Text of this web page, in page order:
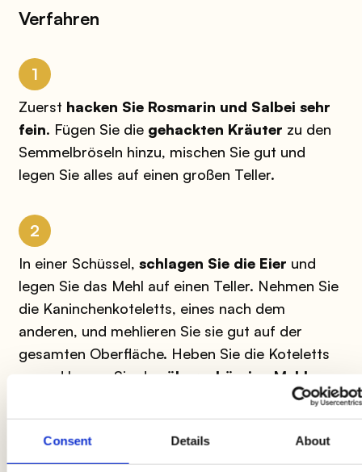
Consent Details About
Verfahren
1
Zuerst hacken Sie Rosmarin und Salbei sehr
fein. Fügen Sie die gehackten Kräuter zu den
Semmelbröseln hinzu, mischen Sie gut und
legen Sie alles auf einen großen Teller.
2
In einer Schüssel, schlagen Sie die Eier und
legen Sie das Mehl auf einen Teller. Nehmen Sie
die Kaninchenkoteletts, eines nach dem
anderen, und mehlieren Sie sie gut auf der
gesamten Oberfläche. Heben Sie die Koteletts
an und lassen Sie das
überschüssige Mehl
fallen, dann tauchen Sie sie in das geschlagene
Ei und lassen Sie das Ei, das nicht benötigt wird,
am Rand der Schüssel abtropfen. Denken Sie
daran, das Einicht zu salzen, so dass die